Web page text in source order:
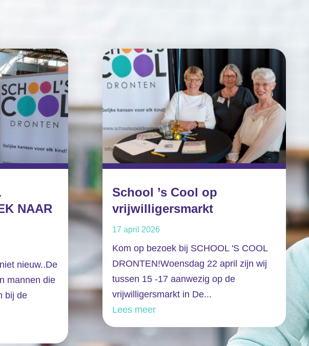
NAAR
nieuw..De
mannen die
bij de
School ’s Cool op
vrijwilligersmarkt
17 april 2026
Kom op bezoek bij SCHOOL 'S COOL
DRONTEN!Woensdag 22 april zijn wij
tussen 15 -17 aanwezig op de
vrijwilligersmarkt in De...
Lees meer